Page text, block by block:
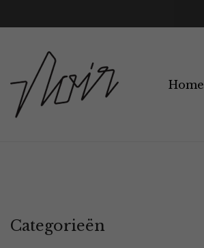
Home
Categorieën